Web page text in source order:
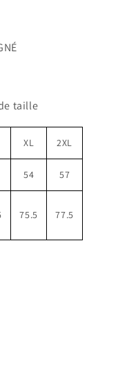
taille
XL 2XL
54 57
75.5 77.5